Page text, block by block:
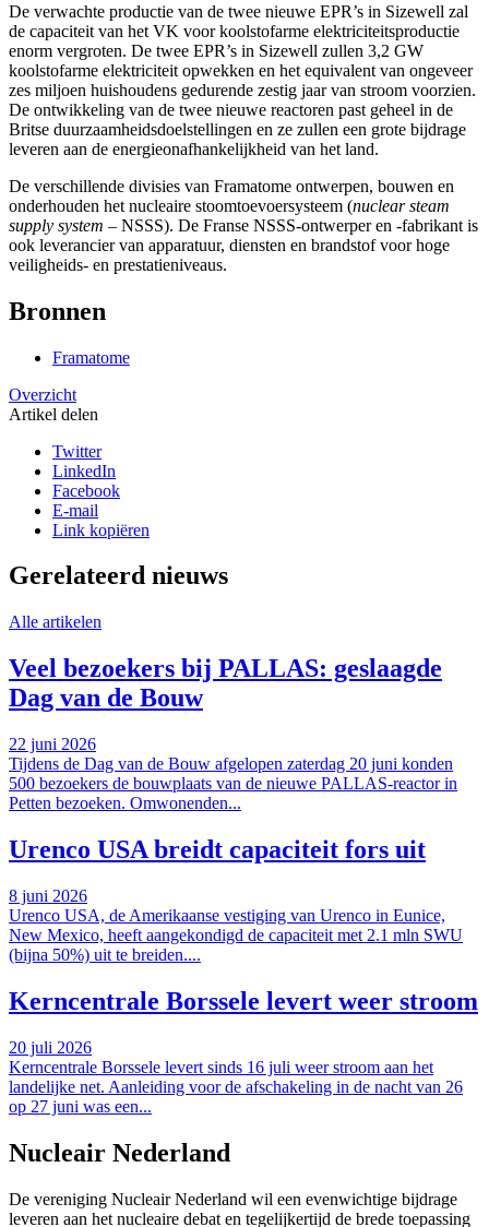
De verwachte productie van de twee nieuwe EPR’s in Sizewell zal
de capaciteit van het VK voor koolstofarme elektriciteitsproductie
enorm vergroten. De twee EPR’s in Sizewell zullen 3,2 GW
koolstofarme elektriciteit opwekken en het equivalent van ongeveer
zes miljoen huishoudens gedurende zestig jaar van stroom voorzien.
De ontwikkeling van de twee nieuwe reactoren past geheel in de
Britse duurzaamheidsdoelstellingen en ze zullen een grote bijdrage
leveren aan de energieonafhankelijkheid van het land.
De verschillende divisies van Framatome ontwerpen, bouwen en
onderhouden het nucleaire stoomtoevoersysteem (nuclear steam
supply system – NSSS). De Franse NSSS-ontwerper en -fabrikant is
ook leverancier van apparatuur, diensten en brandstof voor hoge
veiligheids- en prestatieniveaus.
Bronnen
Framatome
Overzicht
Artikel delen
Twitter
LinkedIn
Facebook
E-mail
Link kopiëren
Gerelateerd nieuws
Alle artikelen
Veel bezoekers bij PALLAS: geslaagde
Dag van de Bouw
22 juni 2026
Tijdens de Dag van de Bouw afgelopen zaterdag 20 juni konden
500 bezoekers de bouwplaats van de nieuwe PALLAS-reactor in
Petten bezoeken. Omwonenden...
Urenco USA breidt capaciteit fors uit
8 juni 2026
Urenco USA, de Amerikaanse vestiging van Urenco in Eunice,
New Mexico, heeft aangekondigd de capaciteit met 2.1 mln SWU
(bijna 50%) uit te breiden....
Kerncentrale Borssele levert weer stroom
20 juli 2026
Kerncentrale Borssele levert sinds 16 juli weer stroom aan het
landelijke net. Aanleiding voor de afschakeling in de nacht van 26
op 27 juni was een...
Nucleair Nederland
De vereniging Nucleair Nederland wil een evenwichtige bijdrage
leveren aan het nucleaire debat en tegelijkertijd de brede toepassing